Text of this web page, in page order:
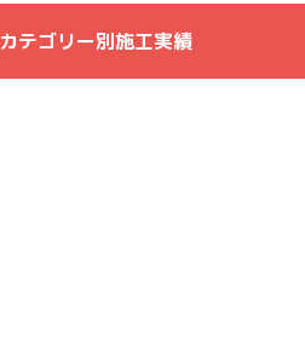
カテゴリー別施工実績